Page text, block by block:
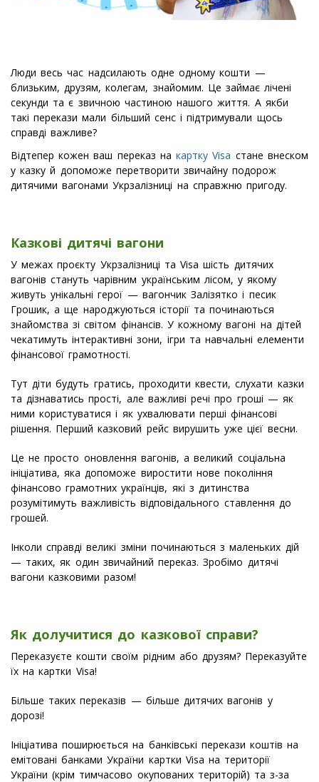
Люди весь час надсилають одне одному кошти —
близьким, друзям, колегам, знайомим. Це займає лічені
секунди та є звичною частиною нашого життя. А якби
такі перекази мали більший сенс і підтримували щось
справді важливе?
Відтепер кожен ваш переказ накартку Visa стане внеском
у казку й допоможе перетворити звичайну подорож
дитячими вагонами Укрзалізниці на справжню пригоду.
Казкові дитячі вагони
У межах проєкту Укрзалізниці та Visa шість дитячих
вагонів стануть чарівним українським лісом, у якому
живуть унікальні герої — вагончик Залізятко і песик
Грошик, а ще народжуються історії та починаються
знайомства зі світом фінансів. У кожному вагоні на дітей
чекатимуть інтерактивні зони, ігри та навчальні елементи
фінансової грамотності.
Тут діти будуть гратись, проходити квести, слухати казки
та дізнаватись прості, але важливі речі про гроші — як
ними користуватися і як ухвалювати перші фінансові
рішення. Перший казковий рейс вирушить уже цієї весни.
Це не просто оновлення вагонів, а великий соціальна
ініціатива, яка допоможе виростити нове покоління
фінансово грамотних українців, які з дитинства
розумітимуть важливість відповідального ставлення до
грошей.
Інколи справді великі зміни починаються з маленьких дій
— таких, як один звичайний переказ. Зробімо дитячі
вагони казковими разом!
Як долучитися до казкової справи?
Переказуєте кошти своїм рідним або друзям? Переказуйте
їх на картки Visa!
Більше таких переказів — більше дитячих вагонів у
дорозі!
Ініціатива поширюється на банківські перекази коштів на
емітовані банками України картки Visa на території
України (крім тимчасово окупованих територій) та з-за